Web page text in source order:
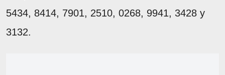
5434, 8414, 7901, 2510, 0268, 9941, 3428 y
3132.